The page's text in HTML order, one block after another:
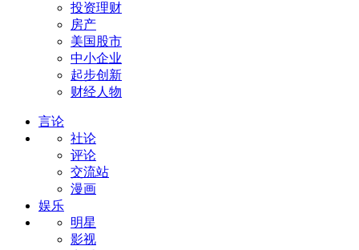
投资理财
房产
美国股市
中小企业
起步创新
财经人物
言论
社论
评论
交流站
漫画
娱乐
明星
影视